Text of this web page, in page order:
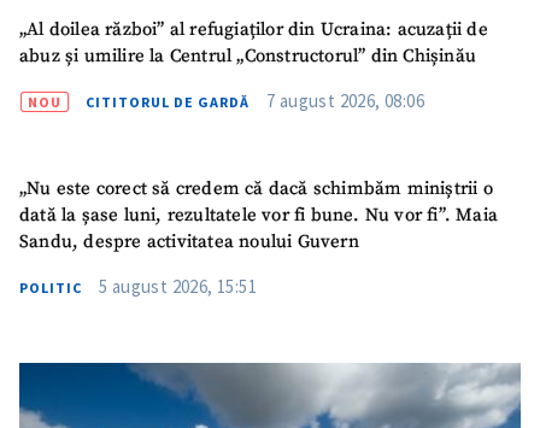
„Al doilea război” al refugiaților din Ucraina: acuzații de
abuz și umilire la Centrul „Constructorul” din Chișinău
NOU CITITORUL DE GARDĂ 7 august 2026, 08:06
„Nu este corect să credem că dacă schimbăm miniștrii o
dată la șase luni, rezultatele vor fi bune. Nu vor fi”. Maia
Sandu, despre activitatea noului Guvern
POLITIC 5 august 2026, 15:51